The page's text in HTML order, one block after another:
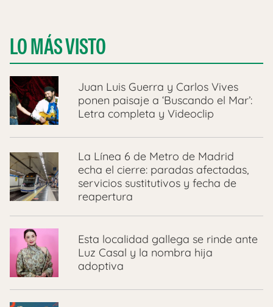
LO MÁS VISTO
Juan Luis Guerra y Carlos Vives
ponen paisaje a ‘Buscando el Mar’:
Letra completa y Videoclip
La Línea 6 de Metro de Madrid
echa el cierre: paradas afectadas,
servicios sustitutivos y fecha de
reapertura
Esta localidad gallega se rinde ante
Luz Casal y la nombra hija
adoptiva